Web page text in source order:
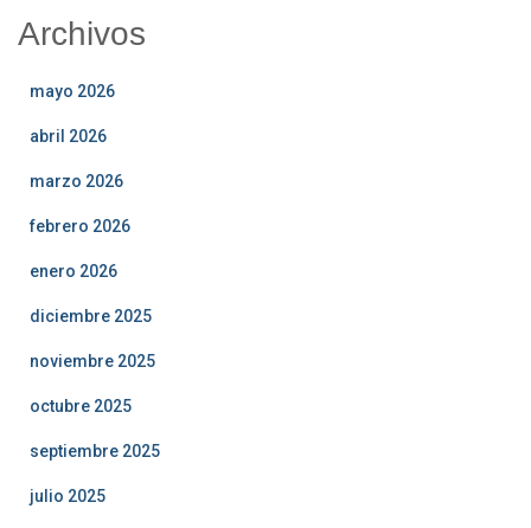
Archivos
mayo 2026
abril 2026
marzo 2026
febrero 2026
enero 2026
diciembre 2025
noviembre 2025
octubre 2025
septiembre 2025
julio 2025